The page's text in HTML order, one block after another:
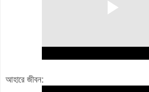
আহারে জীবন: